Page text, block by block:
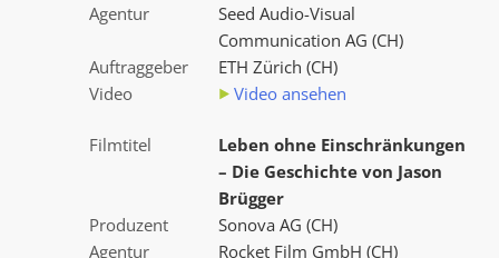
Agentur
Seed Audio-Visual
Communication AG (CH)
Auftraggeber
ETH Zürich (CH)
Video
Video ansehen
Filmtitel
Leben ohne Einschränkungen
– Die Geschichte von Jason
Brügger
Produzent
Sonova AG (CH)
Agentur
Rocket Film GmbH (CH)